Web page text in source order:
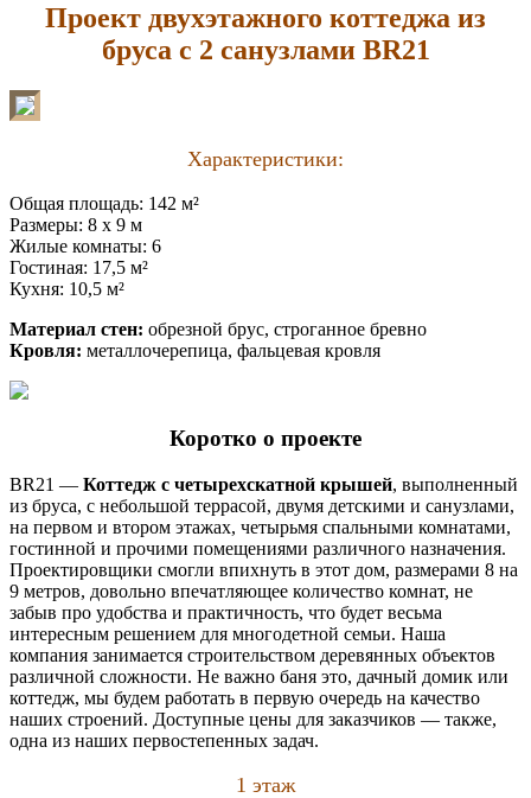
Проект двухэтажного коттеджа из
бруса с 2 санузлами BR21
Характеристики:
Общая площадь: 142 м²
Размеры: 8 x 9 м
Жилые комнаты: 6
Гостиная: 17,5 м²
Кухня: 10,5 м²
Материал стен: обрезной брус, строганное бревно
Кровля: металлочерепица, фальцевая кровля
Коротко о проекте
BR21 — Коттедж с четырехскатной крышей, выполненный
из бруса, с небольшой террасой, двумя детскими и санузлами,
на первом и втором этажах, четырьмя спальными комнатами,
гостинной и прочими помещениями различного назначения.
Проектировщики смогли впихнуть в этот дом, размерами 8 на
9 метров, довольно впечатляющее количество комнат, не
забыв про удобства и практичность, что будет весьма
интересным решением для многодетной семьи. Наша
компания занимается строительством деревянных объектов
различной сложности. Не важно баня это, дачный домик или
коттедж, мы будем работать в первую очередь на качество
наших строений. Доступные цены для заказчиков — также,
одна из наших первостепенных задач.
1 этаж